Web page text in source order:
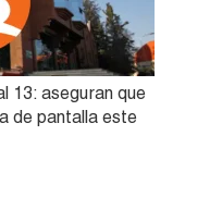
13: aseguran que
de pantalla este